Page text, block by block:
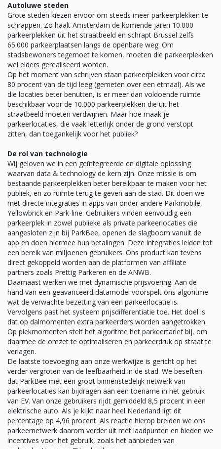
Autoluwe steden
Grote steden kiezen ervoor om steeds meer parkeerplekken te
schrappen. Zo haalt Amsterdam de komende jaren 10.000
parkeerplekken uit het straatbeeld en schrapt Brussel zelfs
65.000 parkeerplaatsen langs de openbare weg. Om
stadsbewoners tegemoet te komen, moeten die parkeerplekken
wel elders gerealiseerd worden.
Op het moment van schrijven staan parkeerplekken voor circa
80 procent van de tijd leeg (gemeten over een etmaal). Als we
die locaties beter benutten, is er meer dan voldoende ruimte
beschikbaar voor de 10.000 parkeerplekken die uit het
straatbeeld moeten verdwijnen. Maar hoe maak je
parkeerlocaties, die vaak letterlijk onder de grond verstopt
zitten, dan toegankelijk voor het publiek?
De rol van technologie
Wij geloven we in een geïntegreerde en digitale oplossing
waarvan data & technology de kern zijn. Onze missie is om
bestaande parkeerplekken beter bereikbaar te maken voor het
publiek, en zo ruimte terug te geven aan de stad. Dit doen we
met directe integraties in apps van onder andere Parkmobile,
Yellowbrick en Park-line. Gebruikers vinden eenvoudig een
parkeerplek in zowel publieke als private parkeerlocaties die
aangesloten zijn bij ParkBee, openen de slagboom vanuit de
app en doen hiermee hun betalingen. Deze integraties leiden tot
een bereik van miljoenen gebruikers. Ons product kan tevens
direct gekoppeld worden aan de platformen van affiliate
partners zoals Prettig Parkeren en de ANWB.
Daarnaast werken we met dynamische prijsvoering. Aan de
hand van een geavanceerd datamodel voorspelt ons algoritme
wat de verwachte bezetting van een parkeerlocatie is.
Vervolgens past het systeem prijsdifferentiatie toe. Het doel is
dat op dalmomenten extra parkeerders worden aangetrokken.
Op piekmomenten stelt het algoritme het parkeertarief bij, om
daarmee de omzet te optimaliseren en parkeerdruk op straat te
verlagen.
De laatste toevoeging aan onze werkwijze is gericht op het
verder vergroten van de leefbaarheid in de stad. We beseften
dat ParkBee met een groot binnenstedelijk netwerk van
parkeerlocaties kan bijdragen aan een toename in het gebruik
van EV. Van onze gebruikers rijdt gemiddeld 8,5 procent in een
elektrische auto. Als je kijkt naar heel Nederland ligt dit
percentage op 4,96 procent. Als reactie hierop breiden we ons
parkeernetwerk daarom verder uit met laadpunten en bieden we
incentives voor het gebruik, zoals het aanbieden van